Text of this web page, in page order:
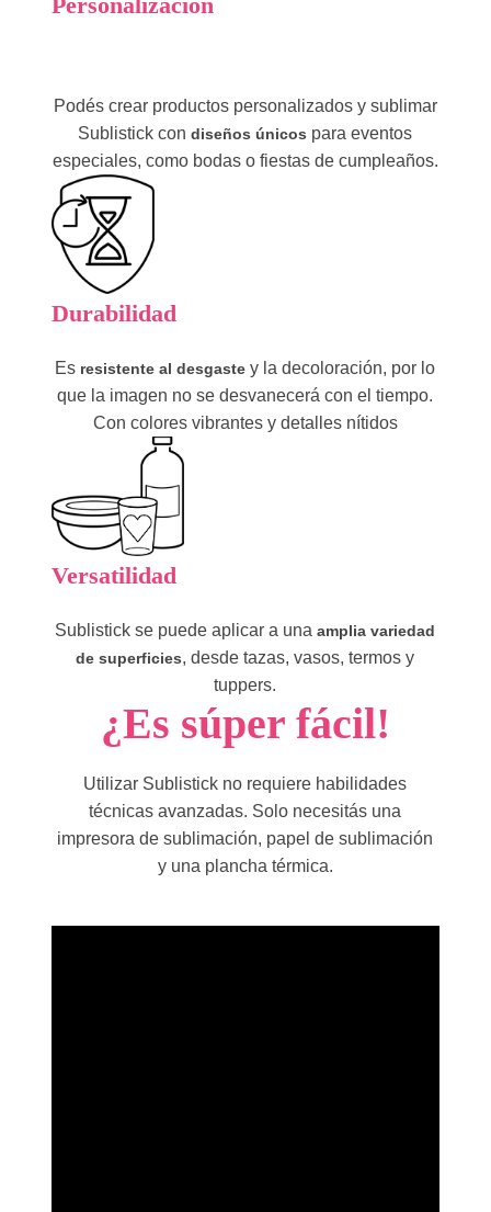
Podés crear productos personalizados y sublimar
Sublistick con diseños únicos para eventos
especiales, como bodas o fiestas de cumpleaños.
Durabilidad
Es resistente al desgaste y la decoloración, por lo
que la imagen no se desvanecerá con el tiempo.
Con colores vibrantes y detalles nítidos
Versatilidad
Sublistick se puede aplicar a unaamplia variedad
de superficies, desde tazas, vasos, termos y
tuppers.
¿Es súper fácil!
Utilizar Sublistick no requiere habilidades
técnicas avanzadas. Solo necesitás una
impresora de sublimación, papel de sublimación
y una plancha térmica.